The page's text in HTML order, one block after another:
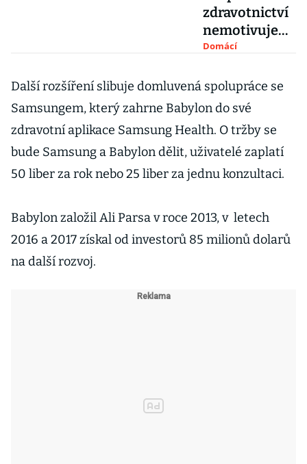
zdravotnictví
nemotivuje
doktory ke
tvrdí majitel
kliniky
Šmucler
Domácí
Další rozšíření slibuje domluvená spolupráce se
Samsungem, který zahrne Babylon do své
zdravotní aplikace Samsung Health. O tržby se
bude Samsung a Babylon dělit, uživatelé zaplatí
50 liber za rok nebo 25 liber za jednu konzultaci.
Babylon založil Ali Parsa v roce 2013, v letech
2016 a 2017 získal od investorů 85 milionů dolarů
na další rozvoj.